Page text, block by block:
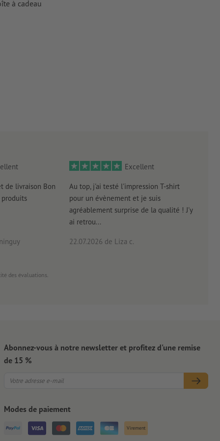
à cadeau
les
de livraison Bon
Excellent
Au top, j'ai testé l'impression T-shirt
pour un évènement et je suis
agréablement surprise de la qualité ! J'y
ai retrou...
22.07.2026 de Liza c.
des évaluations.
Abonnez-vous à notre newsletter et profitez d'une remise
de 15 %
Modes de paiement
Virement